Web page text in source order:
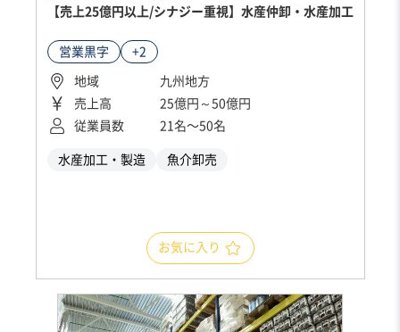
【売上25億円以上/シナジー重視】水産仲卸・水産加工
営業黒字 +2
地域
九州地方
売上高
25億円～50億円
従業員数
21名〜50名
水産加工・製造 魚介卸売
お気に入り